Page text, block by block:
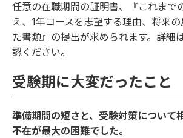
任意の在職期間の証明書、『これまで
え、1年コースを志望する理由、将来
た書類』の提出が求められます。詳細
認ください。
受験期に大変だったこと
準備期間の短さと、受験対策について
不在が最大の困難でした。